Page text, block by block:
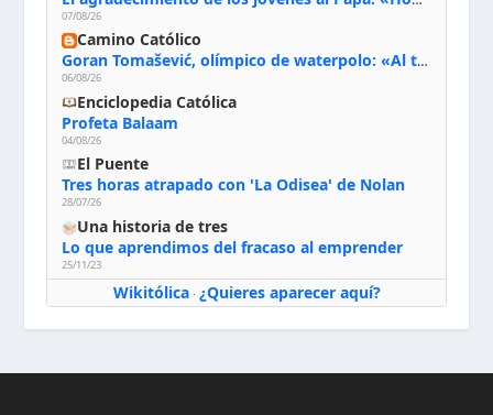
07/08/26
Camino Católico
Goran Tomašević, olímpico de waterpolo: «Al terminar el Camino de Santiago entregué mi vida a Cristo; hablé con Dios y le dije: ‘Estoy listo; estoy a tu servicio. Puedo llevar lo que sea necesario para ti’»
06/08/26
Enciclopedia Católica
Profeta Balaam
04/08/26
El Puente
Tres horas atrapado con 'La Odisea' de Nolan
28/07/26
Una historia de tres
Lo que aprendimos del fracaso al emprender
25/11/23
Wikitólica· ¿Quieres aparecer aquí?